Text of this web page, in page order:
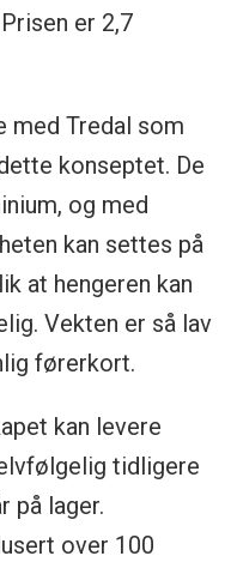
er 2,7
med Tredal som
konseptet. De
og med
kan settes på
at hengeren kan
Vekten er så lav
førerkort.
kan levere
tidligere
på lager.
over 100